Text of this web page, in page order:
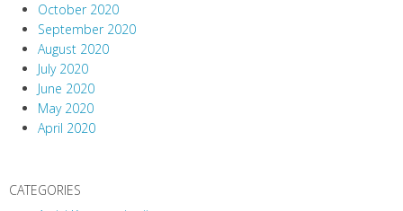
October 2020
September 2020
August 2020
July 2020
June 2020
May 2020
April 2020
CATEGORIES